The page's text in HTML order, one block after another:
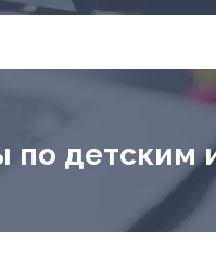
по детским